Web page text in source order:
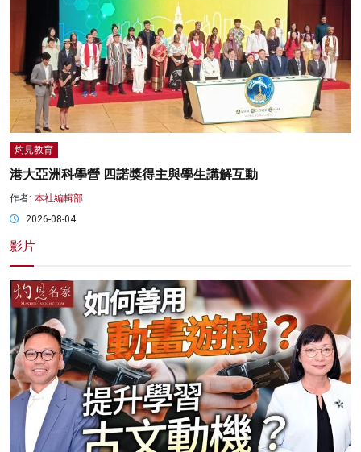
灼見教育
港大亞洲科學營 四諾獎得主與學生講解互動
作者: 本社編輯部
2026-08-04
影片